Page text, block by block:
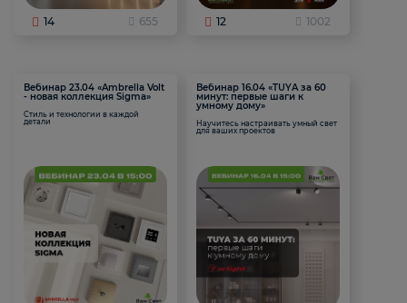
14 655 12 1002
Вебинар 23.04 «Ambrella Volt
- новая коллекция Sigma»
Стиль и технологии в каждой
детали
Вебинар 16.04 «TUYA за 60
минут: первые шаги к
умному дому»
Научитесь настраивать умный свет
для ваших проектов